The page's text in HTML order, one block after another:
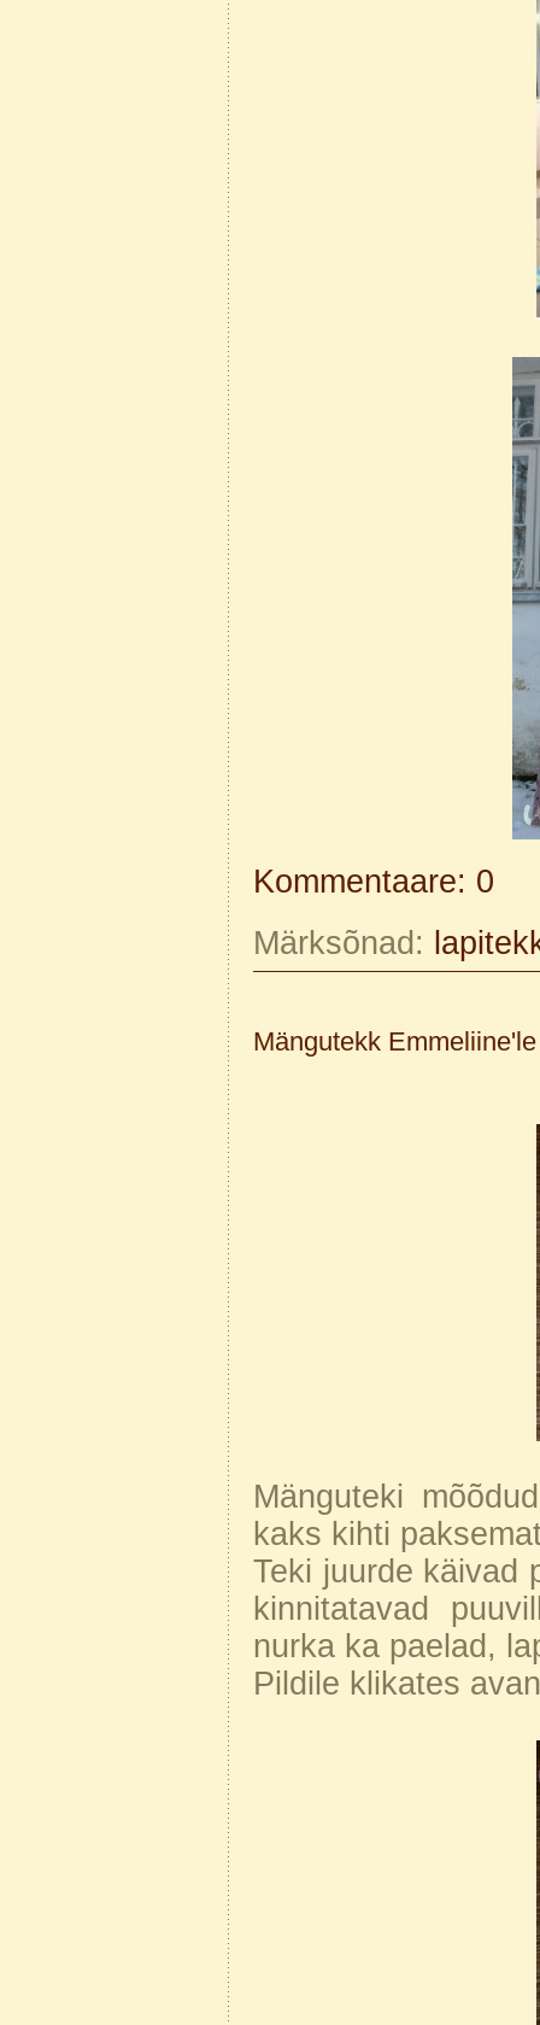
Kommentaare: 0
Märksõnad:
Mängutekk Emmeliine'le
Mänguteki
kaks kihti
Teki juurde käivad
kinnitatavad
nurka ka paelad,
Pildile klikates